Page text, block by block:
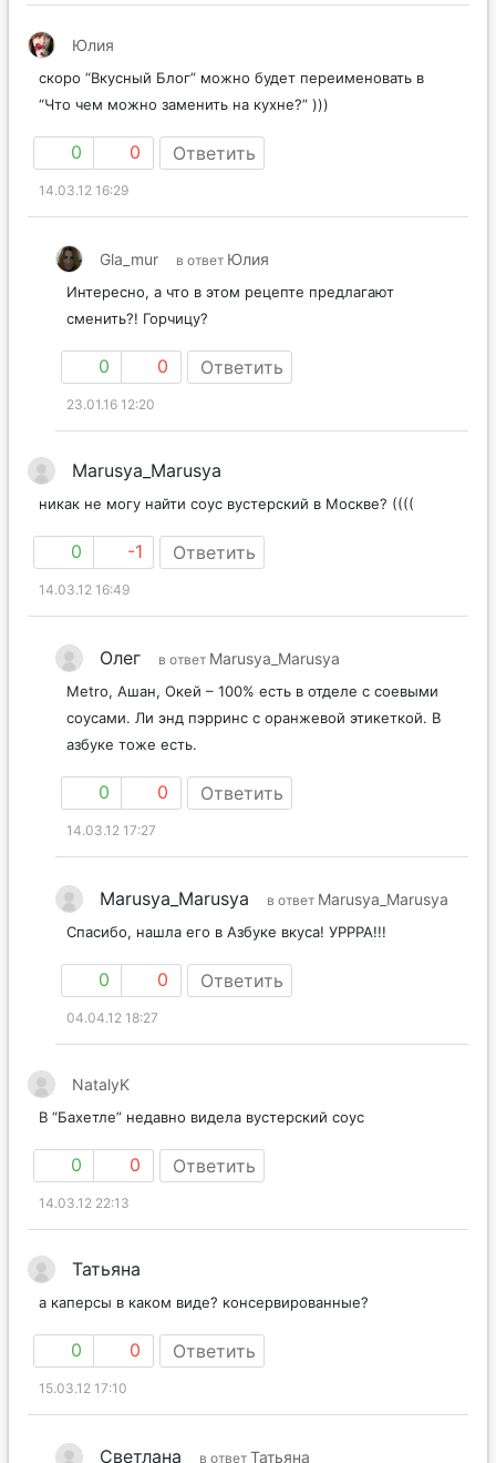
Юлия
скоро “Вкусный Блог” можно будет переименовать в
“Что чем можно заменить на кухне?” )))
0 0 Ответить
14.03.12 16:29
Gla_mur в ответ Юлия
Интересно, а что в этом рецепте предлагают
сменить?! Горчицу?
0 0 Ответить
23.01.16 12:20
Marusya_Marusya
никак не могу найти соус вустерский в Москве? ((((
0 -1 Ответить
14.03.12 16:49
Олег в ответ Marusya_Marusya
Metro, Ашан, Окей – 100% есть в отделе с соевыми
соусами. Ли энд пэрринс с оранжевой этикеткой. В
азбуке тоже есть.
0 0 Ответить
14.03.12 17:27
Marusya_Marusya в ответ Marusya_Marusya
Спасибо, нашла его в Азбуке вкуса! УРРРА!!!
0 0 Ответить
04.04.12 18:27
NatalyK
В “Бахетле” недавно видела вустерский соус
0 0 Ответить
14.03.12 22:13
Татьяна
а каперсы в каком виде? консервированные?
0 0 Ответить
15.03.12 17:10
Светлана в ответ Татьяна